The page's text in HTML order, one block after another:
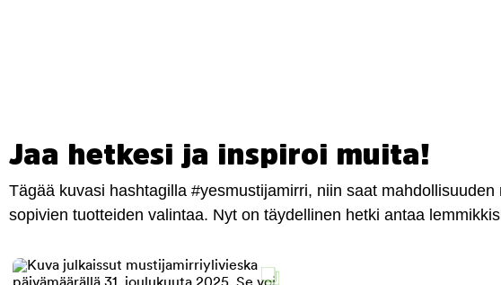
Jaa hetkesi ja inspiroi muita!
Tägää kuvasi hashtagilla #yesmustijamirri, niin saat
sopivien tuotteiden valintaa. Nyt on täydellinen hetki antaa